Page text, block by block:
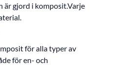
är gjord i komposit.Varje
för alla typer av
för en- och